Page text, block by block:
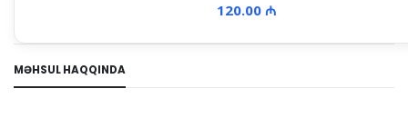
120.00 ₼
MƏHSUL HAQQINDA